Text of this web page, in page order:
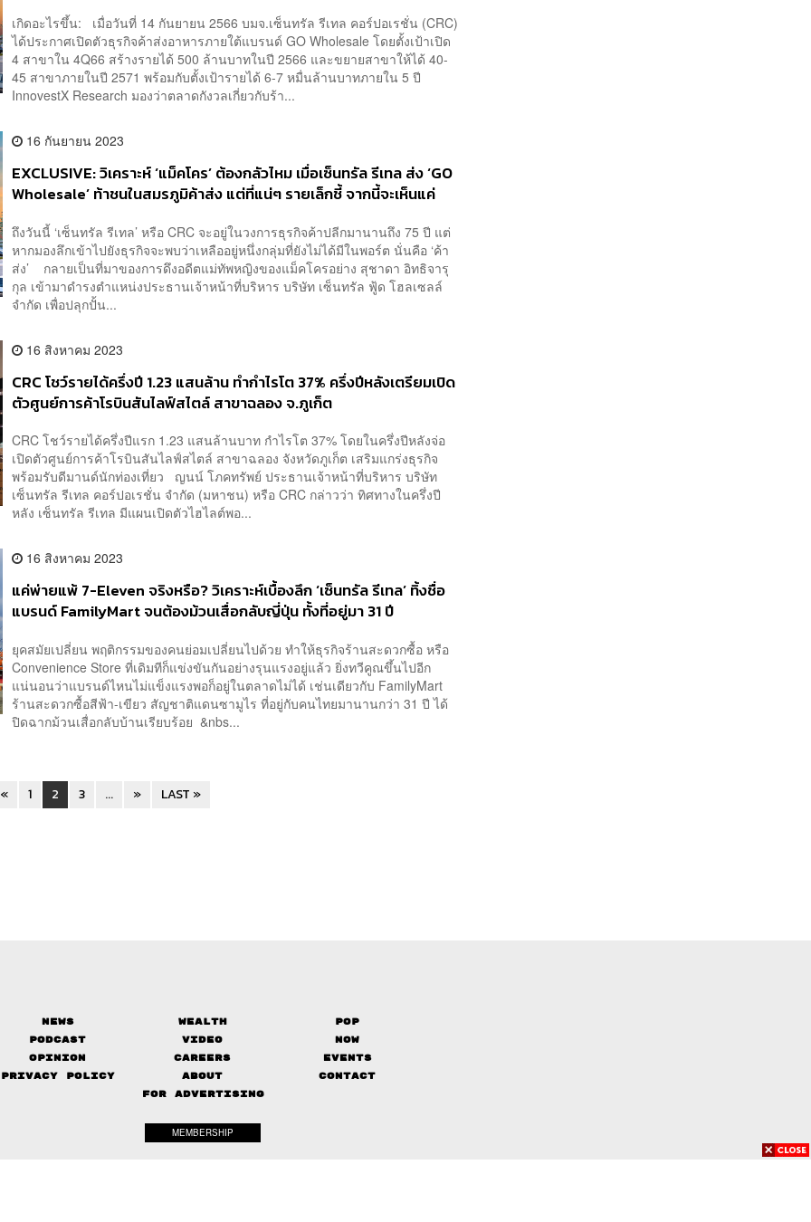
เกิดอะไรขึ้น: เมื่อวันที่ 14 กันยายน 2566 บมจ.เซ็นทรัล รีเทล คอร์ปอเรชั่น (CRC)
ได้ประกาศเปิดตัวธุรกิจค้าส่งอาหารภายใต้แบรนด์ GO Wholesale โดยตั้งเป้าเปิด
4 สาขาใน 4Q66 สร้างรายได้ 500 ล้านบาทในปี 2566 และขยายสาขาให้ได้ 40-
45 สาขาภายในปี 2571 พร้อมกับตั้งเป้ารายได้ 6-7 หมื่นล้านบาทภายใน 5 ปี
InnovestX Research มองว่าตลาดกังวลเกี่ยวกับร้า...
16 กันยายน 2023
EXCLUSIVE: วิเคราะห์ ‘แม็คโคร’ ต้องกลัวไหม เมื่อเซ็นทรัล รีเทล ส่ง ‘GO
Wholesale’ ท้าชนในสมรภูมิค้าส่ง แต่ที่แน่ๆ รายเล็กชี้ จากนี้จะเห็นแค่
ถึงวันนี้ ‘เซ็นทรัล รีเทล’ หรือ CRC จะอยู่ในวงการธุรกิจค้าปลีกมานานถึง 75 ปี แต่
หากมองลึกเข้าไปยังธุรกิจจะพบว่าเหลืออยู่หนึ่งกลุ่มที่ยังไม่ได้มีในพอร์ต นั่นคือ ‘ค้า
ส่ง’ กลายเป็นที่มาของการดึงอดีตแม่ทัพหญิงของแม็คโครอย่าง สุชาดา อิทธิจารุ
กุล เข้ามาดำรงตำแหน่งประธานเจ้าหน้าที่บริหาร บริษัท เซ็นทรัล ฟู้ด โฮลเซลล์
จำกัด เพื่อปลุกปั้น...
16 สิงหาคม 2023
CRC โชว์รายได้ครึ่งปี 1.23 แสนล้าน ทำกำไรโต 37% ครึ่งปีหลังเตรียมเปิด
ตัวศูนย์การค้าโรบินสันไลฟ์สไตล์ สาขาฉลอง จ.ภูเก็ต
CRC โชว์รายได้ครึ่งปีแรก 1.23 แสนล้านบาท กำไรโต 37% โดยในครึ่งปีหลังจ่อ
เปิดตัวศูนย์การค้าโรบินสันไลฟ์สไตล์ สาขาฉลอง จังหวัดภูเก็ต เสริมแกร่งธุรกิจ
พร้อมรับดีมานด์นักท่องเที่ยว ญนน์ โภคทรัพย์ ประธานเจ้าหน้าที่บริหาร บริษัท
เซ็นทรัล รีเทล คอร์ปอเรชั่น จำกัด (มหาชน) หรือ CRC กล่าวว่า ทิศทางในครึ่งปี
หลัง เซ็นทรัล รีเทล มีแผนเปิดตัวไฮไลต์พอ...
16 สิงหาคม 2023
แค่พ่ายแพ้ 7-Eleven จริงหรือ? วิเคราะห์เบื้องลึก ‘เซ็นทรัล รีเทล’ ทิ้งชื่อ
แบรนด์ FamilyMart จนต้องม้วนเสื่อกลับญี่ปุ่น ทั้งที่อยู่มา 31 ปี
ยุคสมัยเปลี่ยน พฤติกรรมของคนย่อมเปลี่ยนไปด้วย ทำให้ธุรกิจร้านสะดวกซื้อ หรือ
Convenience Store ที่เดิมทีก็แข่งขันกันอย่างรุนแรงอยู่แล้ว ยิ่งทวีคูณขึ้นไปอีก
แน่นอนว่าแบรนด์ไหนไม่แข็งแรงพอก็อยู่ในตลาดไม่ได้ เช่นเดียวกับ FamilyMart
ร้านสะดวกซื้อสีฟ้า-เขียว สัญชาติแดนซามูไร ที่อยู่กับคนไทยมานานกว่า 31 ปี ได้
ปิดฉากม้วนเสื่อกลับบ้านเรียบร้อย &nbs...
« 1 2 3 ... » LAST »
News Wealth
Pop
Podcast
Video
Now
Opinion
Careers
Events
Privacy Policy
About
Contact
FOR ADVERTISING
MEMBERSHIP